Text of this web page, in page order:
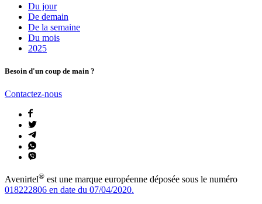
Du jour
De demain
De la semaine
Du mois
2025
Besoin d'un coup de main ?
Contactez-nous
Avenirtel® est une marque européenne déposée sous le numéro
018222806 en date du 07/04/2020.